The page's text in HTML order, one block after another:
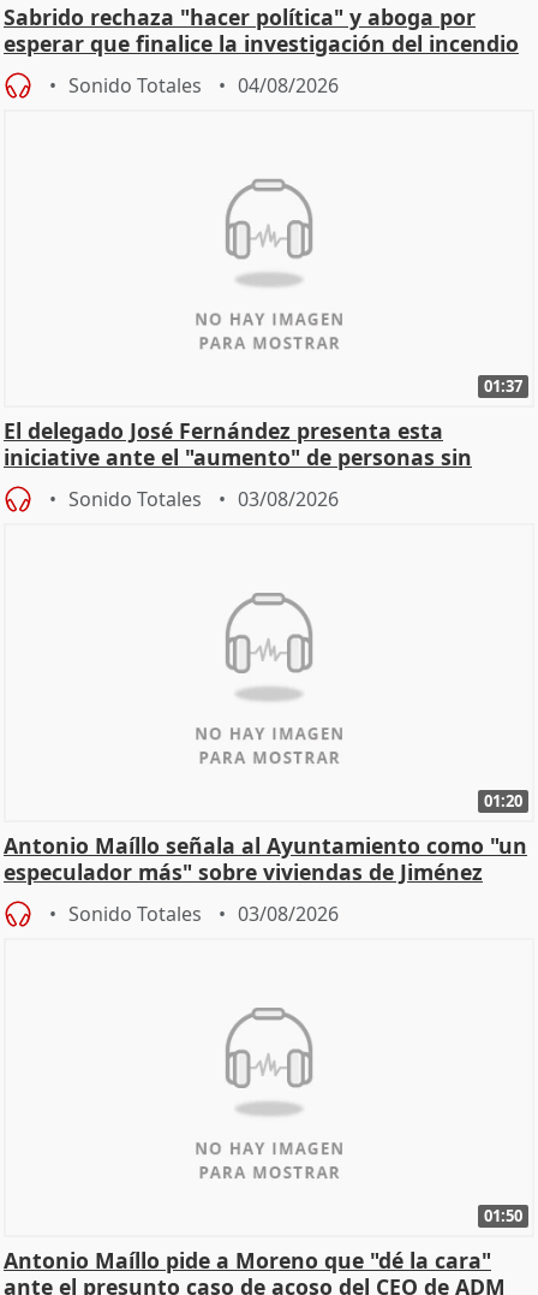
Sabrido rechaza "hacer política" y aboga por
esperar que finalice la investigación del incendio
Sonido Totales 04/08/2026
01:37
El delegado José Fernández presenta esta
iniciative ante el "aumento" de personas sin
hogar en Madri
Sonido Totales 03/08/2026
01:20
Antonio Maíllo señala al Ayuntamiento como "un
especulador más" sobre viviendas de Jiménez
Becerril
Sonido Totales 03/08/2026
01:50
Antonio Maíllo pide a Moreno que "dé la cara"
ante el presunto caso de acoso del CEO de ADM